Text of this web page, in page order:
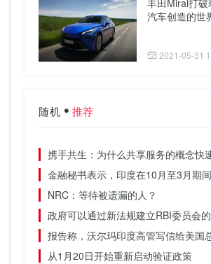
汽车创造的世
2021-05-31
随机 推荐
携手共生：为什么共享服务的概念快
金融秘书表示，印度在10月至3月期
NRC：等待被遗漏的人？
政府可以通过新法规建立RBI委员会
报告称，沃尔玛印度高管写信给美国
从1月20日开始重新启动验证政策